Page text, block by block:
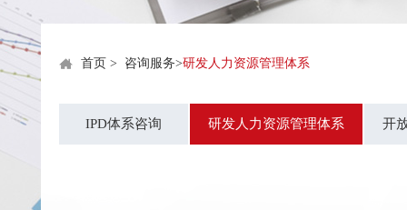
首页 > 咨询服务>研发人力资源管理体系
IPD体系咨询 研发人力资源管理体系 开